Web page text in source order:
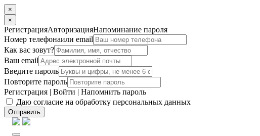
×
×
РегистрацияАвторизацияНапоминание пароля
Номер телефонаили email
Как вас зовут?
Ваш email
Введите пароль
Повторите пароль
Регистрация | Войти | Напомнить пароль
Даю согласие на обработку персональных данных
Отправить